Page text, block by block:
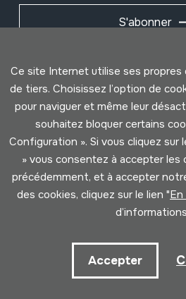
S'abonner
Développé par
Ce site Internet utilise ses propres
de tiers. Choisissez l’option de
pour naviguer et même leur
souhaitez bloquer certains
Configuration ». Si vous cliquez sur
» vous consentez à accepter
précédemment, et à accepter
des cookies, cliquez sur le lien "En
Accepter